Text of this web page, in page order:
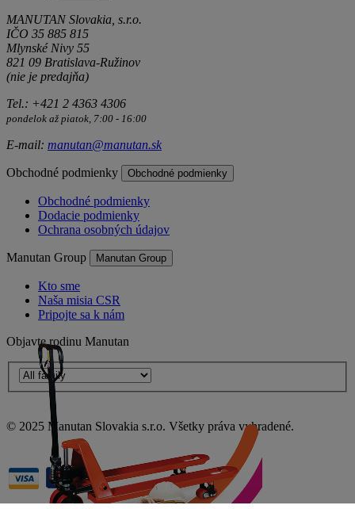
MANUTAN Slovakia, s.r.o.
IČO 35 885 815
Mlynské Nivy 55
821 09 Bratislava-Ružinov
(nie je predajňa)
Tel.: +421 2 4363 4306
pondelok až piatok, 7:00 - 16:00
E-mail: manutan@manutan.sk
Obchodné podmienky Obchodné podmienky
Obchodné podmienky
Dodacie podmienky
Ochrana osobných údajov
Manutan Group Manutan Group
Kto sme
Naša misia CSR
Pripojte sa k nám
Objavte rodinu Manutan
© 2025 Manutan Slovakia s.r.o. Všetky práva vyhradené.
Prístupnosť – niektoré body nie sú v súlade